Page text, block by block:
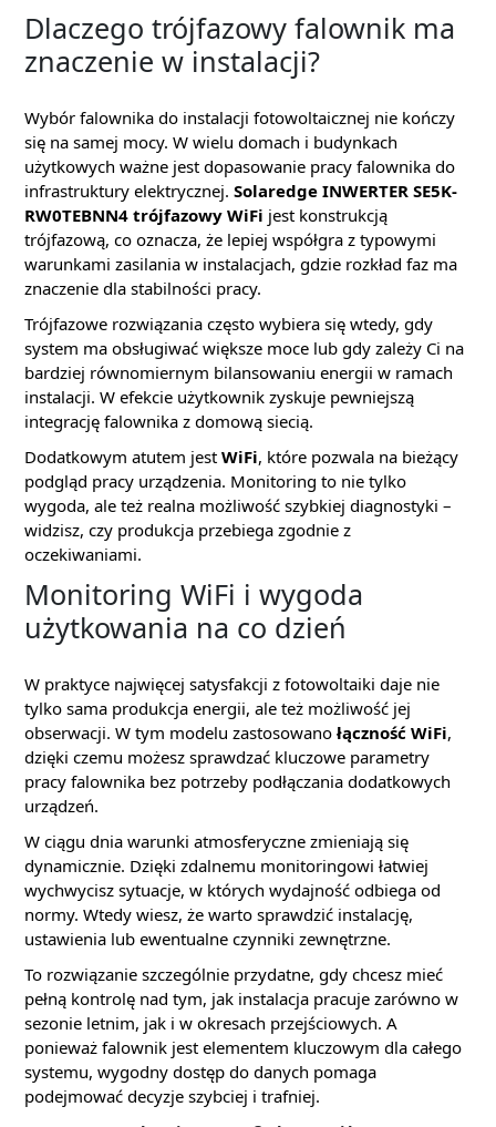
Dlaczego trójfazowy falownik ma
znaczenie w instalacji?
Wybór falownika do instalacji fotowoltaicznej nie kończy
się na samej mocy. W wielu domach i budynkach
użytkowych ważne jest dopasowanie pracy falownika do
infrastruktury elektrycznej. Solaredge INWERTER SE5K-
RW0TEBNN4 trójfazowy WiFi jest konstrukcją
trójfazową, co oznacza, że lepiej współgra z typowymi
warunkami zasilania w instalacjach, gdzie rozkład faz ma
znaczenie dla stabilności pracy.
Trójfazowe rozwiązania często wybiera się wtedy, gdy
system ma obsługiwać większe moce lub gdy zależy Ci na
bardziej równomiernym bilansowaniu energii w ramach
instalacji. W efekcie użytkownik zyskuje pewniejszą
integrację falownika z domową siecią.
Dodatkowym atutem jest WiFi, które pozwala na bieżący
podgląd pracy urządzenia. Monitoring to nie tylko
wygoda, ale też realna możliwość szybkiej diagnostyki –
widzisz, czy produkcja przebiega zgodnie z
oczekiwaniami.
Monitoring WiFi i wygoda
użytkowania na co dzień
W praktyce najwięcej satysfakcji z fotowoltaiki daje nie
tylko sama produkcja energii, ale też możliwość jej
obserwacji. W tym modelu zastosowano łączność WiFi,
dzięki czemu możesz sprawdzać kluczowe parametry
pracy falownika bez potrzeby podłączania dodatkowych
urządzeń.
W ciągu dnia warunki atmosferyczne zmieniają się
dynamicznie. Dzięki zdalnemu monitoringowi łatwiej
wychwycisz sytuacje, w których wydajność odbiega od
normy. Wtedy wiesz, że warto sprawdzić instalację,
ustawienia lub ewentualne czynniki zewnętrzne.
To rozwiązanie szczególnie przydatne, gdy chcesz mieć
pełną kontrolę nad tym, jak instalacja pracuje zarówno w
sezonie letnim, jak i w okresach przejściowych. A
ponieważ falownik jest elementem kluczowym dla całego
systemu, wygodny dostęp do danych pomaga
podejmować decyzje szybciej i trafniej.